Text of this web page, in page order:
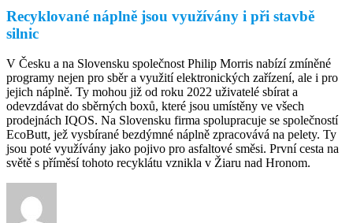
Recyklované náplně jsou využívány i při stavbě
silnic
V Česku a na Slovensku společnost Philip Morris nabízí zmíněné
programy nejen pro sběr a využití elektronických zařízení, ale i pro
jejich náplně. Ty mohou již od roku 2022 uživatelé sbírat a
odevzdávat do sběrných boxů, které jsou umístěny ve všech
prodejnách IQOS. Na Slovensku firma spolupracuje se společností
EcoButt, jež vysbírané bezdýmné náplně zpracovává na pelety. Ty
jsou poté využívány jako pojivo pro asfaltové směsi. První cesta na
světě s příměsí tohoto recyklátu vznikla v Žiaru nad Hronom.